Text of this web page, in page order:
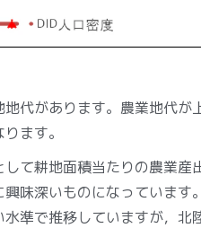
代があります。農業地代が
ます。
て耕地面積当たりの農業産
味深いものになっています
準で推移していますが，北